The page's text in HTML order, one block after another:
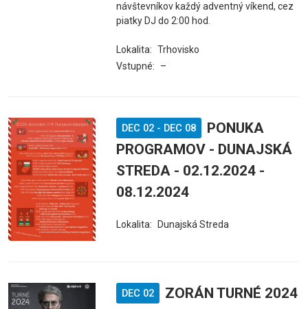
návštevníkov každý adventný víkend, cez
piatky DJ do 2:00 hod.
Lokalita: Trhovisko
Vstupné:
–
DEC 02- DEC 08
PONUKA
PROGRAMOV - DUNAJSKÁ
STREDA - 02.12.2024 -
08.12.2024
Lokalita: Dunajská Streda
DEC 02 ZORÁN TURNÉ 2024